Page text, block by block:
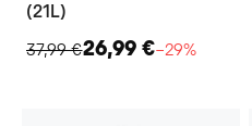
(21L)
37,99 €26,99 €−29%